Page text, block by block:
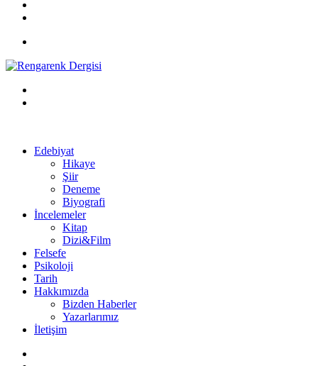
Edebiyat
Hikaye
Şiir
Deneme
Biyografi
İncelemeler
Kitap
Dizi&Film
Felsefe
Psikoloji
Tarih
Hakkımızda
Bizden Haberler
Yazarlarımız
İletişim